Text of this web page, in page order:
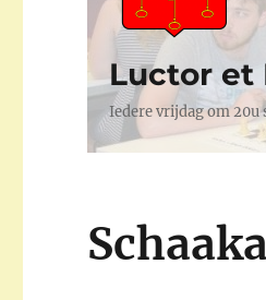
Luctor et
Iedere vrijdag om 20u